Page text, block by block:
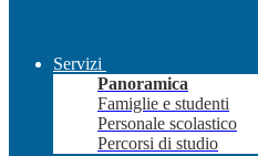
Servizi
Panoramica
Famiglie e studenti
Personale scolastico
Percorsi di studio